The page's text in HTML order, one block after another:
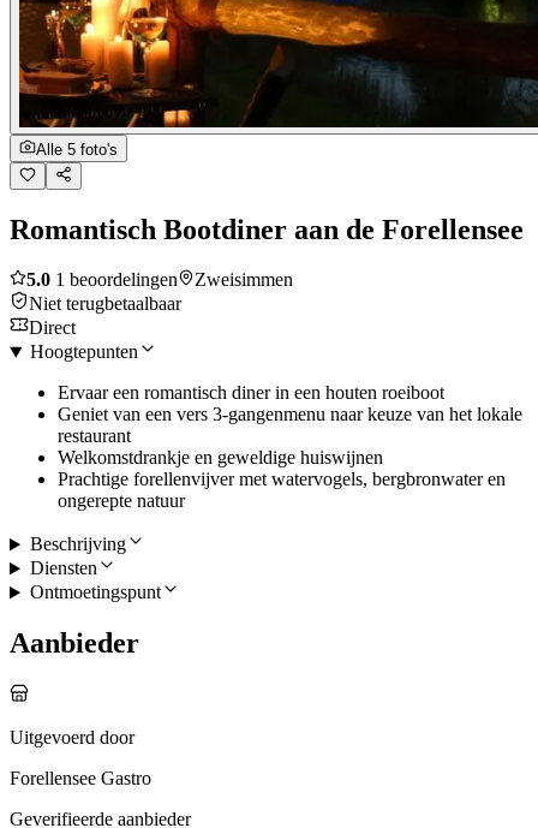
Alle 5 foto's
Romantisch Bootdiner aan de Forellensee
5.0 1 beoordelingen
Zweisimmen
Niet terugbetaalbaar
Direct
Hoogtepunten
Ervaar een romantisch diner in een houten roeiboot
Geniet van een vers 3-gangenmenu naar keuze van het lokale
restaurant
Welkomstdrankje en geweldige huiswijnen
Prachtige forellenvijver met watervogels, bergbronwater en
ongerepte natuur
Beschrijving
Diensten
Ontmoetingspunt
Aanbieder
Uitgevoerd door
Forellensee Gastro
Geverifieerde aanbieder